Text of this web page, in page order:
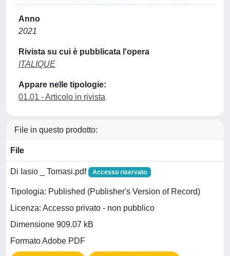
Anno
2021
Rivista su cui è pubblicata l'opera
ITALIQUE
Appare nelle tipologie:
01.01 - Articolo in rivista
File in questo prodotto:
File
Di Iasio _ Tomasi.pdf Accesso riservato
Tipologia: Published (Publisher's Version of Record)
Licenza: Accesso privato - non pubblico
Dimensione 909.07 kB
Formato Adobe PDF